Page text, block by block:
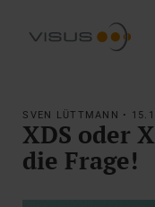
SVEN LÜTTMANN •
XDS oder
die Frage!